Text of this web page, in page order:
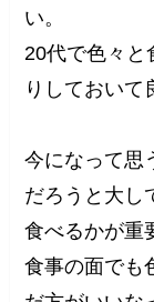
い。
20代で色々と
りしておいて
今になって思
だろうと大し
食べるかが重
食事の面でも